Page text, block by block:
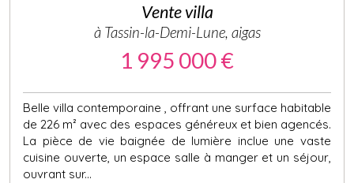
Vente villa
à Tassin-la-Demi-Lune, aigas
1 995 000 €
Belle villa contemporaine , offrant une surface habitable
de 226 m² avec des espaces généreux et bien agencés.
La pièce de vie baignée de lumière inclue une vaste
cuisine ouverte, un espace salle à manger et un séjour,
ouvrant sur...